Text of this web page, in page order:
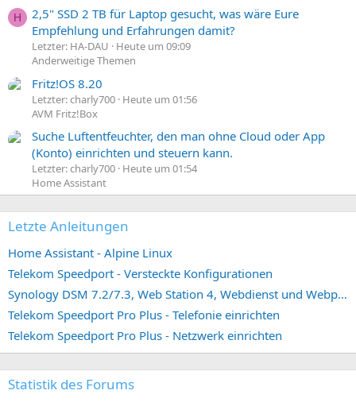
H
2,5" SSD 2 TB für Laptop gesucht, was wäre Eure
Empfehlung und Erfahrungen damit?
Letzter: HA-DAU
Heute um 09:09
Anderweitige Themen
Fritz!OS 8.20
Letzter: charly700 Heute um 01:56
AVM Fritz!Box
Suche Luftentfeuchter, den man ohne Cloud oder App
(Konto) einrichten und steuern kann.
Letzter: charly700 Heute um 01:54
Home Assistant
Letzte Anleitungen
Home Assistant - Alpine Linux
Telekom Speedport - Versteckte Konfigurationen
Synology DSM 7.2/7.3, Web Station 4, Webdienst und Webportal erstellen (ehemals vHost)
Telekom Speedport Pro Plus - Telefonie einrichten
Telekom Speedport Pro Plus - Netzwerk einrichten
Statistik des Forums